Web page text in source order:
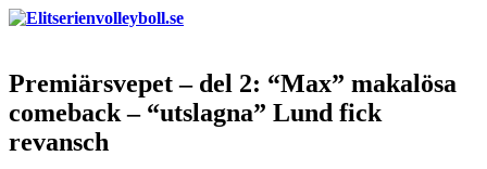
Premiärsvepet – del 2: “Max” makalösa
comeback – “utslagna” Lund fick
revansch